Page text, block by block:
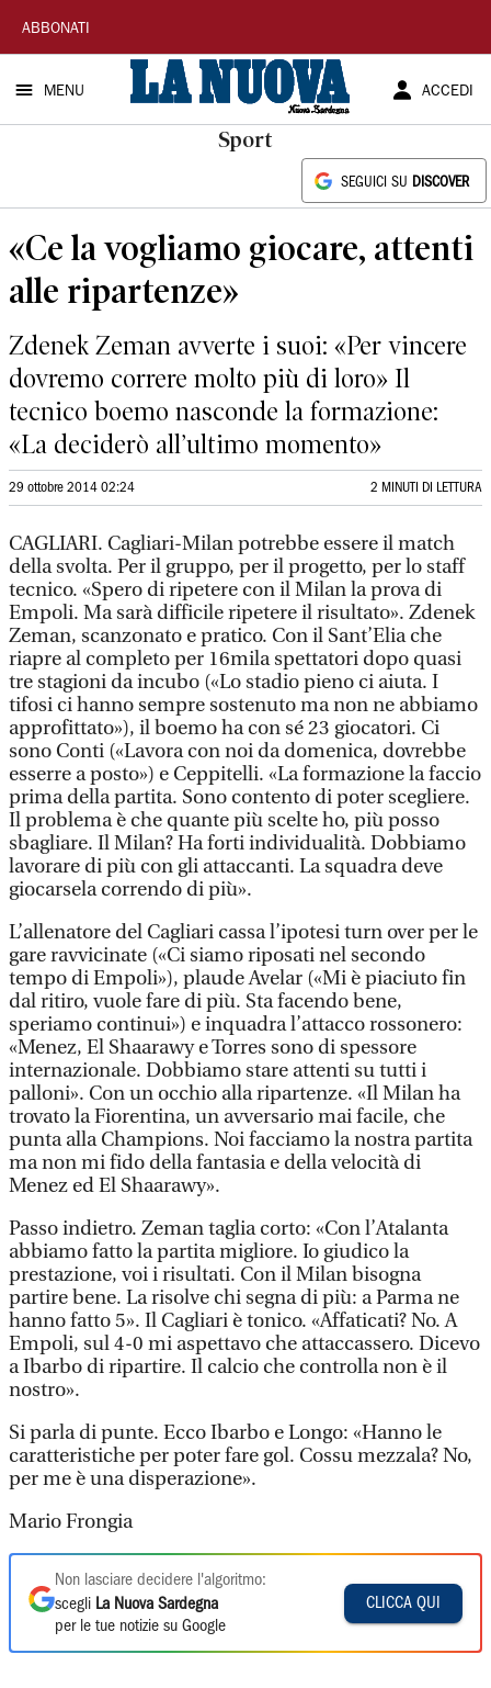
La
Nuova
Sardegna
ABBONATI
MENU ACCEDI
Sport
SEGUICI SU DISCOVER
«Ce la vogliamo giocare, attenti
alle ripartenze»
Zdenek Zeman avverte i suoi: «Per vincere
dovremo correre molto più di loro» Il
tecnico boemo nasconde la formazione:
«La deciderò all’ultimo momento»
29 ottobre 2014 02:24 2 MINUTI DI LETTURA
CAGLIARI. Cagliari-Milan potrebbe essere il match
della svolta. Per il gruppo, per il progetto, per lo staff
tecnico. «Spero di ripetere con il Milan la prova di
Empoli. Ma sarà difficile ripetere il risultato». Zdenek
Zeman, scanzonato e pratico. Con il Sant’Elia che
riapre al completo per 16mila spettatori dopo quasi
tre stagioni da incubo («Lo stadio pieno ci aiuta. I
tifosi ci hanno sempre sostenuto ma non ne abbiamo
approfittato»), il boemo ha con sé 23 giocatori. Ci
sono Conti («Lavora con noi da domenica, dovrebbe
esserre a posto») e Ceppitelli. «La formazione la faccio
prima della partita. Sono contento di poter scegliere.
Il problema è che quante più scelte ho, più posso
sbagliare. Il Milan? Ha forti individualità. Dobbiamo
lavorare di più con gli attaccanti. La squadra deve
giocarsela correndo di più».
L’allenatore del Cagliari cassa l’ipotesi turn over per le
gare ravvicinate («Ci siamo riposati nel secondo
tempo di Empoli»), plaude Avelar («Mi è piaciuto fin
dal ritiro, vuole fare di più. Sta facendo bene,
speriamo continui») e inquadra l’attacco rossonero:
«Menez, El Shaarawy e Torres sono di spessore
internazionale. Dobbiamo stare attenti su tutti i
palloni». Con un occhio alla ripartenze. «Il Milan ha
trovato la Fiorentina, un avversario mai facile, che
punta alla Champions. Noi facciamo la nostra partita
ma non mi fido della fantasia e della velocità di
Menez ed El Shaarawy».
Passo indietro. Zeman taglia corto: «Con l’Atalanta
abbiamo fatto la partita migliore. Io giudico la
prestazione, voi i risultati. Con il Milan bisogna
partire bene. La risolve chi segna di più: a Parma ne
hanno fatto 5». Il Cagliari è tonico. «Affaticati? No. A
Empoli, sul 4-0 mi aspettavo che attaccassero. Dicevo
a Ibarbo di ripartire. Il calcio che controlla non è il
nostro».
Si parla di punte. Ecco Ibarbo e Longo: «Hanno le
caratteristiche per poter fare gol. Cossu mezzala? No,
per me è una disperazione».
Mario Frongia
Non lasciare decidere l'algoritmo:
scegli La Nuova Sardegna
per le tue notizie su Google
CLICCA QUI